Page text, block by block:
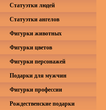
Статуэтки людей
Статуэтки ангелов
Фигурки животных
Фигурки цветов
Фигурки персонажей
Подарки для мужчин
Фигурки профессии
Рождественские подарки